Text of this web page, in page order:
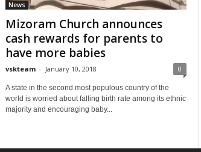
News
Mizoram Church announces
cash rewards for parents to
have more babies
vskteam - January 10, 2018 0
A state in the second most populous country of the
world is worried about falling birth rate among its ethnic
majority and encouraging baby...